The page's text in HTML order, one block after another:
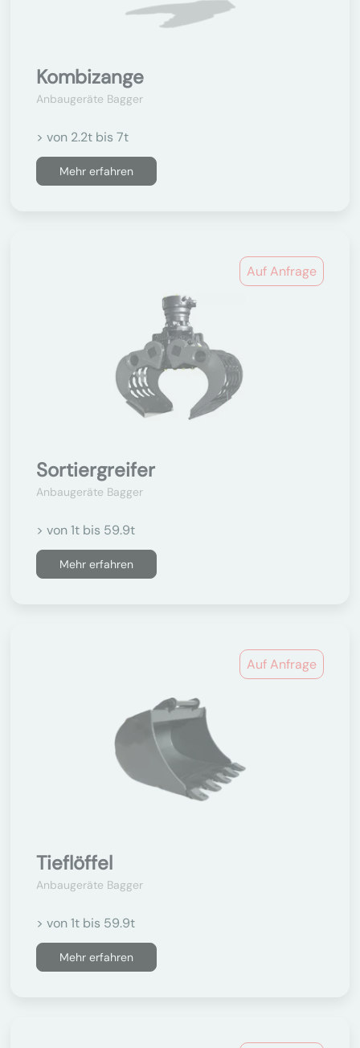
Kombizange
Anbaugeräte Bagger
> von 2.2t bis 7t
Mehr erfahren
Auf Anfrage
Sortiergreifer
Anbaugeräte Bagger
> von 1t bis 59.9t
Mehr erfahren
Auf Anfrage
Tieflöffel
Anbaugeräte Bagger
> von 1t bis 59.9t
Mehr erfahren